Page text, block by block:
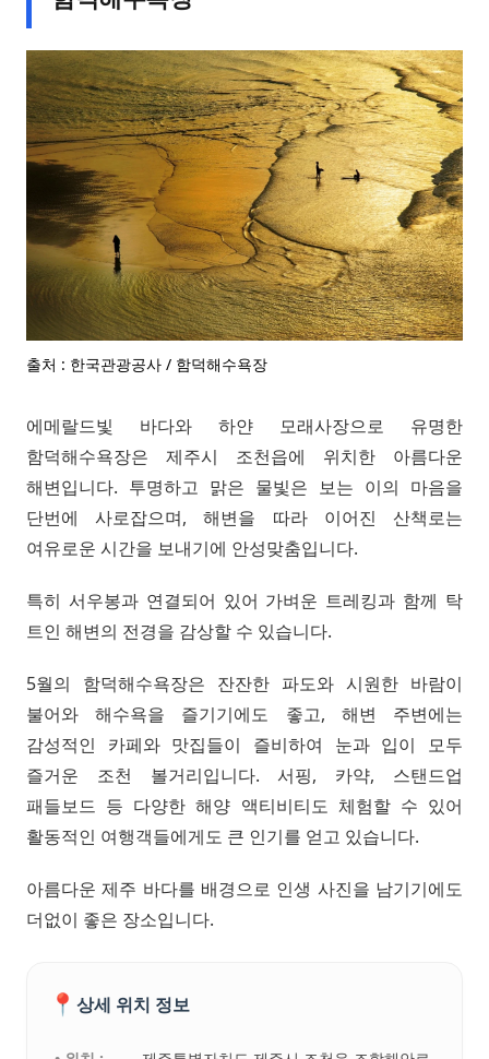
출처 : 한국관광공사 / 함덕해수욕장
에메랄드빛 바다와 하얀 모래사장으로 유명한
함덕해수욕장은 제주시 조천읍에 위치한 아름다운
해변입니다. 투명하고 맑은 물빛은 보는 이의 마음을
단번에 사로잡으며, 해변을 따라 이어진 산책로는
여유로운 시간을 보내기에 안성맞춤입니다.
특히 서우봉과 연결되어 있어 가벼운 트레킹과 함께 탁
트인 해변의 전경을 감상할 수 있습니다.
5월의 함덕해수욕장은 잔잔한 파도와 시원한 바람이
불어와 해수욕을 즐기기에도 좋고, 해변 주변에는
감성적인 카페와 맛집들이 즐비하여 눈과 입이 모두
즐거운 조천 볼거리입니다. 서핑, 카약, 스탠드업
패들보드 등 다양한 해양 액티비티도 체험할 수 있어
활동적인 여행객들에게도 큰 인기를 얻고 있습니다.
아름다운 제주 바다를 배경으로 인생 사진을 남기기에도
더없이 좋은 장소입니다.
📍 상세 위치 정보